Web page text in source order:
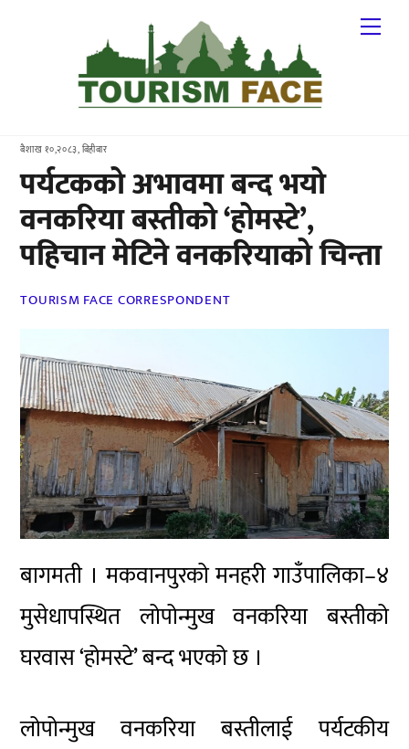
बैशाख १०,२०८३, बिहीबार
पर्यटकको अभावमा बन्द भयो
वनकरिया बस्तीको ‘होमस्टे’,
पहिचान मेटिने वनकरियाको चिन्ता
TOURISM FACE CORRESPONDENT
बागमती । मकवानपुरको मनहरी गाउँपालिका–४
मुसेधापस्थित लोपोन्मुख वनकरिया बस्तीको
घरवास ‘होमस्टे’ बन्द भएको छ ।
लोपोन्मुख वनकरिया बस्तीलाई पर्यटकीय